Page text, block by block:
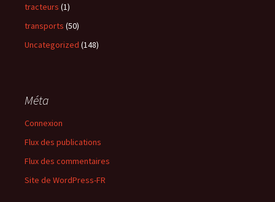
tracteurs (1)
transports (50)
Uncategorized (148)
Méta
Connexion
Flux des publications
Flux des commentaires
Site de WordPress-FR